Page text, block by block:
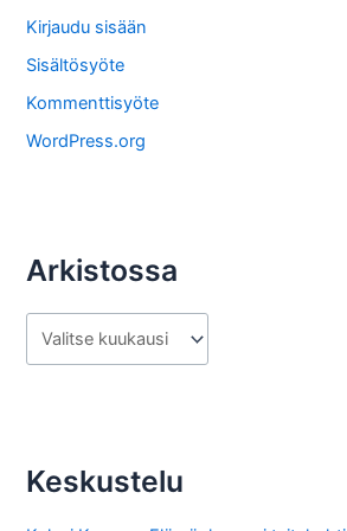
o
s
t
a
Kirjaudu sisään
Sisältösyöte
Kommenttisyöte
WordPress.org
Arkistossa
r
sKeskustelu